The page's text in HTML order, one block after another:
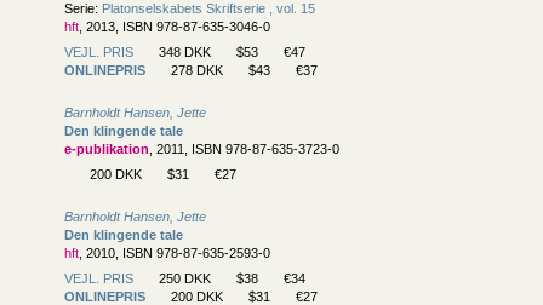
Serie: Platonselskabets Skriftserie , vol. 15
hft , 2013, ISBN 978-87-635-3046-0
VEJL. PRIS
348 DKK $53
€47
ONLINEPRIS
278 DKK $43 €37
Barnholdt Hansen, Jette
Den klingende tale
e-publikation , 2011, ISBN 978-87-635-3723-0
200 DKK
$31 €27
Barnholdt Hansen, Jette
Den klingende tale
hft , 2010, ISBN 978-87-635-2593-0
VEJL. PRIS
250 DKK $38
€34
ONLINEPRIS
200 DKK $31 €27